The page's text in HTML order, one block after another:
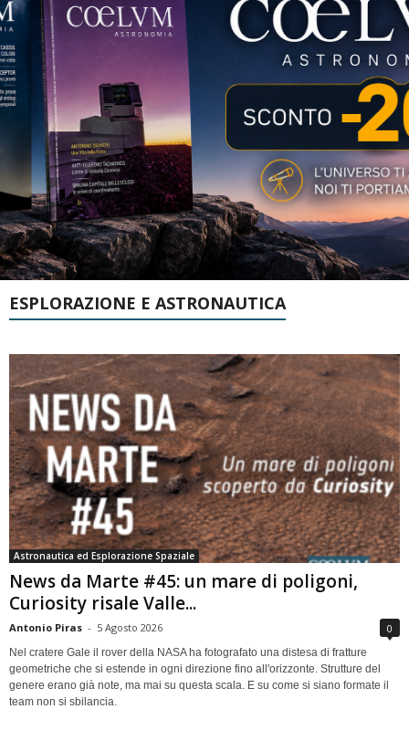
ESPLORAZIONE E ASTRONAUTICA
Astronautica ed Esplorazione Spaziale
News da Marte #45: un mare di poligoni,
Curiosity risale Valle...
Antonio Piras - 5 Agosto 2026 0
Nel cratere Gale il rover della NASA ha fotografato una distesa di fratture
geometriche che si estende in ogni direzione fino all'orizzonte. Strutture del
genere erano già note, ma mai su questa scala. E su come si siano formate il
team non si sbilancia.